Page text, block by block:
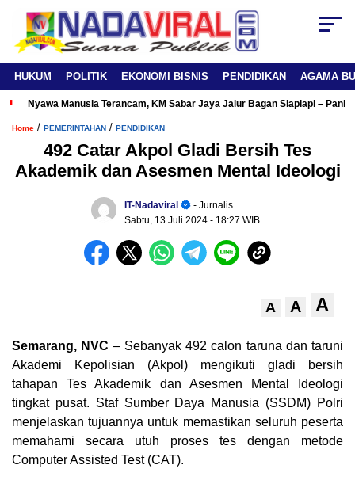
HUKUM POLITIK EKONOMI BISNIS PENDIDIKAN AGAMA
Nyawa Manusia Terancam, KM Sabar Jaya Jalur Bagan Siapiapi –
Home / PEMERINTAHAN / PENDIDIKAN
492 Catar Akpol Gladi Bersih Tes
Akademik dan Asesmen Mental Ideologi
IT-Nadaviral
- Jurnalis
Sabtu, 13 Juli 2024 - 18:27 WIB
A A A
Semarang, NVC – Sebanyak 492 calon taruna dan taruni
Akademi Kepolisian (Akpol) mengikuti gladi bersih
tahapan Tes Akademik dan Asesmen Mental Ideologi
tingkat pusat. Staf Sumber Daya Manusia (SSDM) Polri
menjelaskan tujuannya untuk memastikan seluruh peserta
memahami secara utuh proses tes dengan metode
Computer Assisted Test (CAT).